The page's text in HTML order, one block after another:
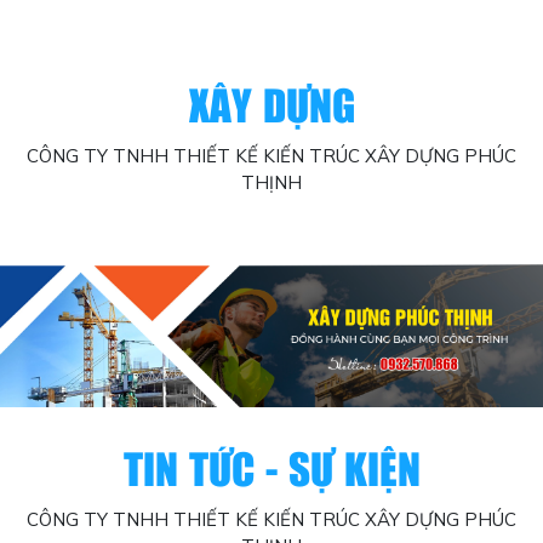
XÂY DỰNG
CÔNG TY TNHH THIẾT KẾ KIẾN TRÚC XÂY DỰNG PHÚC
THỊNH
TIN TỨC - SỰ KIỆN
CÔNG TY TNHH THIẾT KẾ KIẾN TRÚC XÂY DỰNG PHÚC